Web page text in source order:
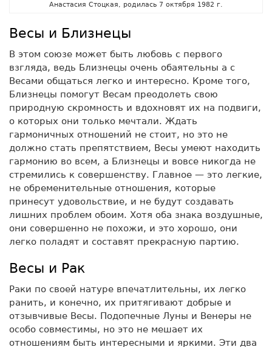
Анастасия Стоцкая, родилась 7 октября 1982 г.
Весы и Близнецы
В этом союзе может быть любовь с первого
взгляда, ведь Близнецы очень обаятельны а с
Весами общаться легко и интересно. Кроме того,
Близнецы помогут Весам преодолеть свою
природную скромность и вдохновят их на подвиги,
о которых они только мечтали. Ждать
гармоничных отношений не стоит, но это не
должно стать препятствием, Весы умеют находить
гармонию во всем, а Близнецы и вовсе никогда не
стремились к совершенству. Главное — это легкие,
не обременительные отношения, которые
принесут удовольствие, и не будут создавать
лишних проблем обоим. Хотя оба знака воздушные,
они совершенно не похожи, и это хорошо, они
легко поладят и составят прекрасную партию.
Весы и Рак
Раки по своей натуре впечатлительны, их легко
ранить, и конечно, их притягивают добрые и
отзывчивые Весы. Подопечные Луны и Венеры не
особо совместимы, но это не мешает их
отношениям быть интересными и яркими. Эти два